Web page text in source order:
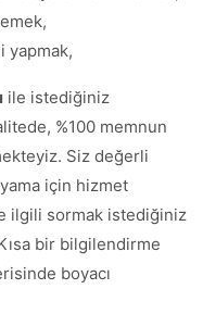
yapmak,
ile istediğiniz
%100 memnun
Siz değerli
için hizmet
ilgili sormak istediğiniz
bir bilgilendirme
boyacı